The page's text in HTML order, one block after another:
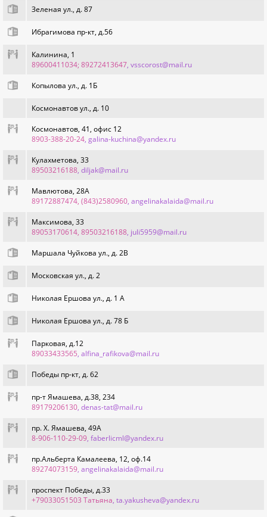
Зеленая ул., д. 87
Ибрагимова пр-кт, д.56
Калинина, 1
89600411034; 89272413647, vsscorost@mail.ru
Копылова ул., д. 1Б
Космонавтов ул., д. 10
Космонавтов, 41, офис 12
8903-388-20-24, galina-kuchina@yandex.ru
Кулахметова, 33
89503216188, diljak@mail.ru
Мавлютова, 28А
89172887474, (843)2580960, angelinakalaida@mail.ru
Максимова, 33
89053170614, 89503216188, juli5959@mail.ru
Маршала Чуйкова ул., д. 2В
Московская ул., д. 2
Николая Ершова ул., д. 1 А
Николая Ершова ул., д. 78 Б
Парковая, д.12
89033433565, alfina_rafikova@mail.ru
Победы пр-кт, д. 62
пр-т Ямашева, д.38, 234
89179206130, denas-tat@mail.ru
пр. Х. Ямашева, 49А
8-906-110-29-09, faberlicml@yandex.ru
пр.Альберта Камалеева, 12, оф.14
89274073159, angelinakalaida@mail.ru
проспект Победы, д.33
+79033051503 Татьяна, ta.yakusheva@yandex.ru